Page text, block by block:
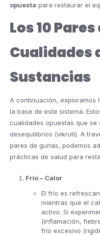
opuesta para restaurar el
Los 10
Cualidades
Sustancias
A continuación, exploramos
la base de este sistema.
cualidades opuestas que
desequilibrios (vikruti). A
pares de gunas, podemos
prácticas de salud para
Frío – Calor
El frío es
mientras que el
activo. Si
(inflamación,
frío excesivo